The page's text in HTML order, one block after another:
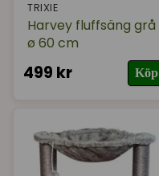
TRIXIE
Harvey fluffsäng grå
ø 60 cm
499 kr Köp